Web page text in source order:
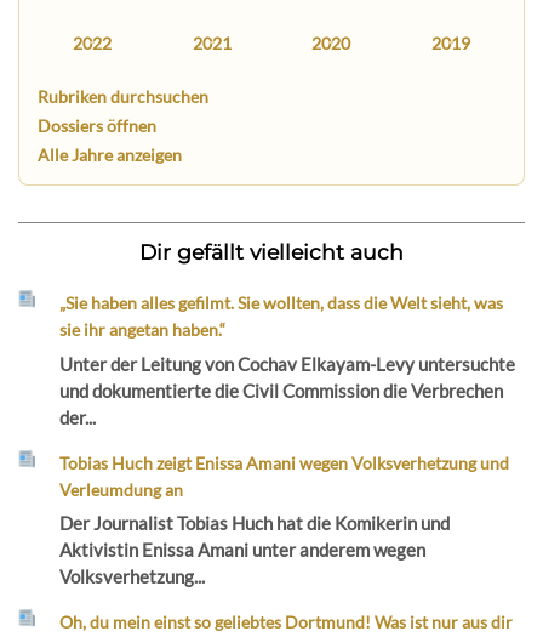
2022 2021 2020 2019
Rubriken durchsuchen
Dossiers öffnen
Alle Jahre anzeigen
Dir gefällt vielleicht auch
„Sie haben alles gefilmt. Sie wollten, dass die Welt sieht, was
sie ihr angetan haben.“
Unter der Leitung von Cochav Elkayam-Levy untersuchte
und dokumentierte die Civil Commission die Verbrechen
der...
Tobias Huch zeigt Enissa Amani wegen Volksverhetzung und
Verleumdung an
Der Journalist Tobias Huch hat die Komikerin und
Aktivistin Enissa Amani unter anderem wegen
Volksverhetzung...
Oh, du mein einst so geliebtes Dortmund! Was ist nur aus dir